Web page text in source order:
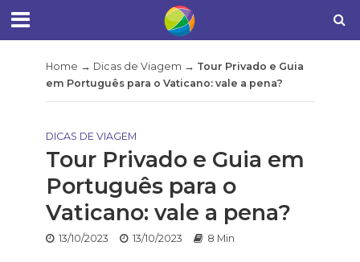
Home → Dicas de Viagem → Tour Privado e Guia
em Português para o Vaticano: vale a pena?
DICAS DE VIAGEM
Tour Privado e Guia em
Português para o
Vaticano: vale a pena?
13/10/2023 13/10/2023 8 Min